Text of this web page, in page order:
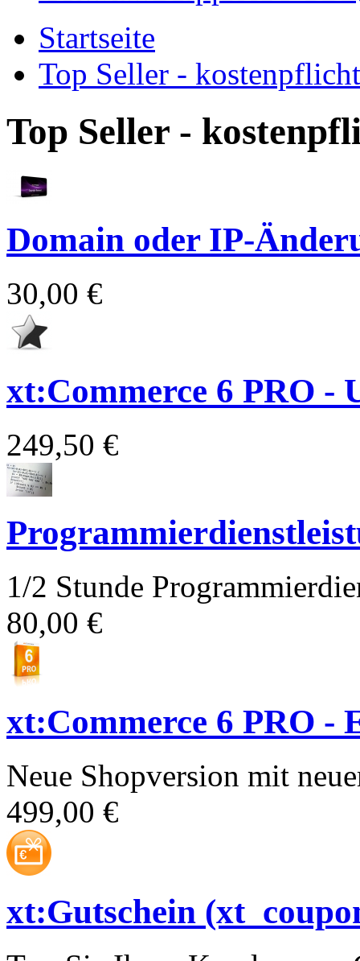
Startseite
Top Seller -
Top Seller -
Domain oder IP-
30,00 €
xt:Commerce 6 PRO -
249,50 €
1/2 Stunde
80,00 €
xt:Commerce 6 PRO -
Neue Shopversion mit
499,00 €
xt:Gutschein